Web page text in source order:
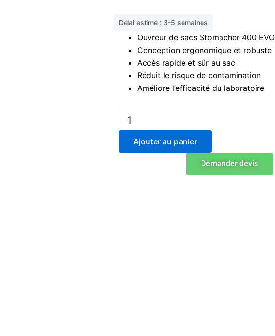
Délai estimé : 3-5 semaines
Ouvreur de sacs Stomacher 400 EVO
Conception ergonomique et robuste
Accès rapide et sûr au sac
Réduit le risque de contamination
Améliore l’efficacité du laboratoire
quantité
BA6195
Stomacher®
400
Ajouter au panier
Demander devis